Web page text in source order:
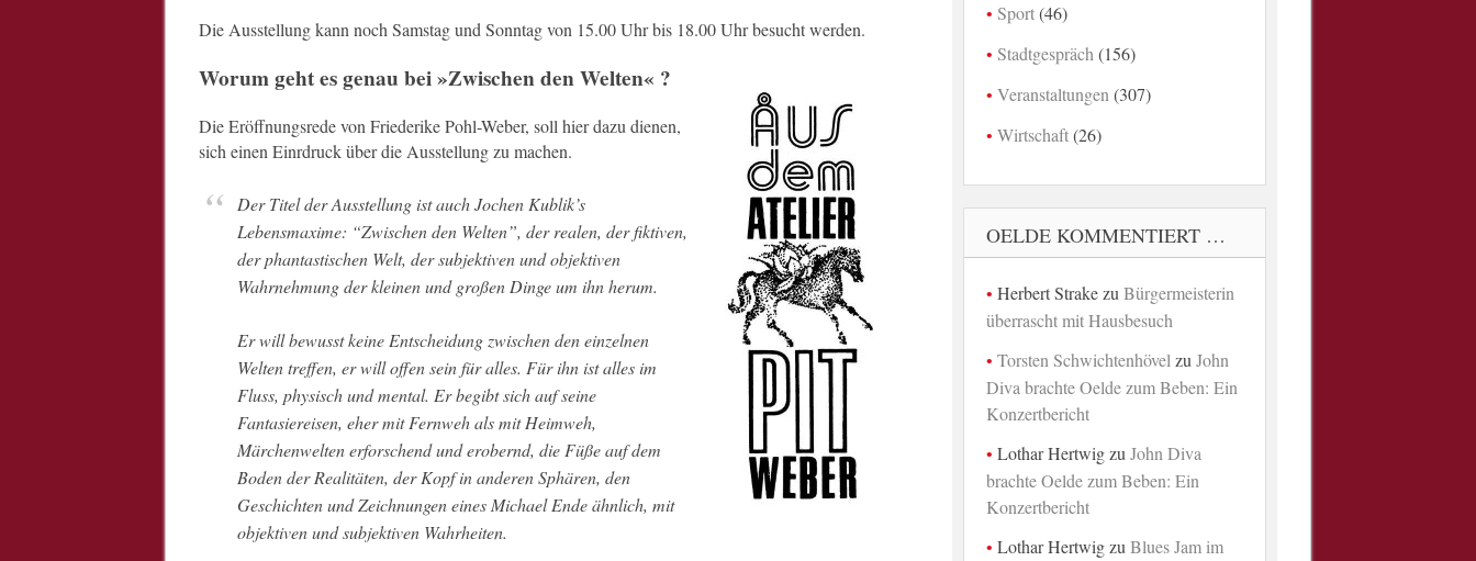
Die Ausstellung kann noch Samstag und Sonntag von 15.00 Uhr bis 18.00 Uhr besucht werden.
Worum geht es genau bei »Zwischen den Welten« ?
Die Eröffnungsrede von Friederike Pohl-Weber, soll hier dazu dienen,
sich einen Einrdruck über die Ausstellung zu machen.
Der Titel der Ausstellung ist auch Jochen Kublik’s
Lebensmaxime: “Zwischen den Welten”, der realen, der fiktiven,
der phantastischen Welt, der subjektiven und objektiven
Wahrnehmung der kleinen und großen Dinge um ihn herum.
Er will bewusst keine Entscheidung zwischen den einzelnen
Welten treffen, er will offen sein für alles. Für ihn ist alles im
Fluss, physisch und mental. Er begibt sich auf seine
Fantasiereisen, eher mit Fernweh als mit Heimweh,
Märchenwelten erforschend und erobernd, die Füße auf dem
Boden der Realitäten, der Kopf in anderen Sphären, den
Geschichten und Zeichnungen eines Michael Ende ähnlich, mit
objektiven und subjektiven Wahrheiten.
Sport(46)
Stadtgespräch (156)
Veranstaltungen (307)
Wirtschaft(26)
OELDE KOMMENTIERT …
Herbert Strakezu Bürgermeisterin
überrascht mit Hausbesuch
Torsten Schwichtenhövel zu John
Diva brachte Oelde zum Beben: Ein
Konzertbericht
Lothar Hertwigzu John Diva
brachte Oelde zum Beben: Ein
Konzertbericht
Lothar Hertwigzu Blues Jam im